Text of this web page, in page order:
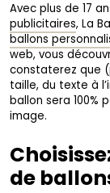
Avec plus de 17
publicitaires, La
ballons
web, vous
constaterez que
taille, du texte à
ballon sera
image.
de